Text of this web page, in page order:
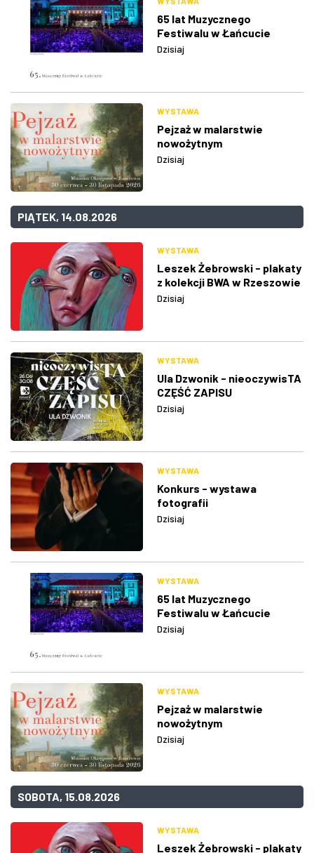
65 lat Muzycznego
Festiwalu w Łańcucie
Dzisiaj
WYSTAWA
Pejzaż w malarstwie
nowożytnym
Dzisiaj
PIĄTEK, 14.08.2026
WYSTAWA
Leszek Żebrowski - plakaty
z kolekcji BWA w Rzeszowie
Dzisiaj
WYSTAWA
Ula Dzwonik - nieoczywisTA
CZĘŚĆ ZAPISU
Dzisiaj
WYSTAWA
Konkurs - wystawa
fotografii
Dzisiaj
WYSTAWA
65 lat Muzycznego
Festiwalu w Łańcucie
Dzisiaj
WYSTAWA
Pejzaż w malarstwie
nowożytnym
Dzisiaj
SOBOTA, 15.08.2026
WYSTAWA
Leszek Żebrowski - plakaty